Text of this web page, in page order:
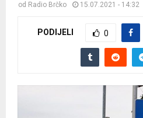
od Radio Brčko 15.07.2021 - 14:32
PODIJELI 0